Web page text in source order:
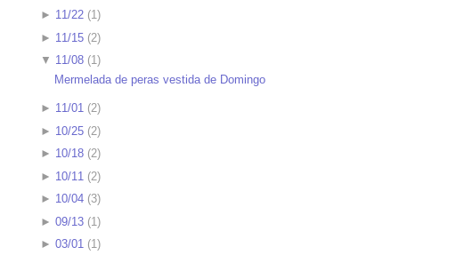
► 11/22(1)
► 11/15(2)
▼ 11/08(1)
Mermelada de peras vestida de Domingo
► 11/01(2)
► 10/25(2)
► 10/18(2)
► 10/11 (2)
► 10/04(3)
► 09/13(1 )
► 03/01(1)